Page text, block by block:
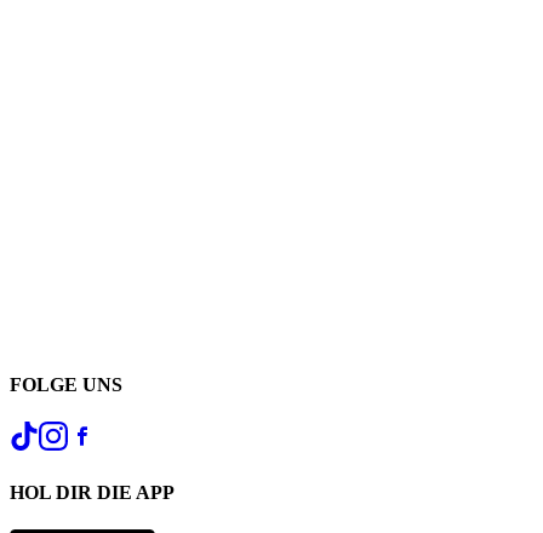
FOLGE UNS
HOL DIR DIE APP